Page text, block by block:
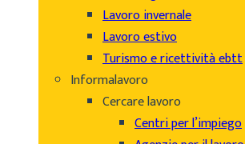
Lavoro invernale
Lavoro estivo
Turismo e ricettività ebtt
Informalavoro
Cercare lavoro
Centri per l’impiego